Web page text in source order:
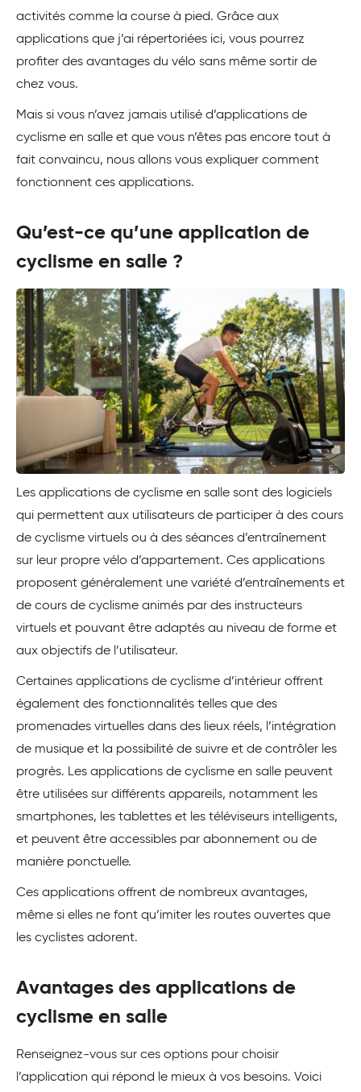
activités comme la course à pied. Grâce aux
applications que j’ai répertoriées ici, vous pourrez
profiter des avantages du vélo sans même sortir de
chez vous.
Mais si vous n’avez jamais utilisé d’applications de
cyclisme en salle et que vous n’êtes pas encore tout à
fait convaincu, nous allons vous expliquer comment
fonctionnent ces applications.
Qu’est-ce qu’une application de
cyclisme en salle ?
Les applications de cyclisme en salle sont des logiciels
qui permettent aux utilisateurs de participer à des cours
de cyclisme virtuels ou à des séances d’entraînement
sur leur propre vélo d’appartement. Ces applications
proposent généralement une variété d’entraînements et
de cours de cyclisme animés par des instructeurs
virtuels et pouvant être adaptés au niveau de forme et
aux objectifs de l’utilisateur.
Certaines applications de cyclisme d’intérieur offrent
également des fonctionnalités telles que des
promenades virtuelles dans des lieux réels, l’intégration
de musique et la possibilité de suivre et de contrôler les
progrès. Les applications de cyclisme en salle peuvent
être utilisées sur différents appareils, notamment les
smartphones, les tablettes et les téléviseurs intelligents,
et peuvent être accessibles par abonnement ou de
manière ponctuelle.
Ces applications offrent de nombreux avantages,
même si elles ne font qu’imiter les routes ouvertes que
les cyclistes adorent.
Avantages des applications de
cyclisme en salle
Renseignez-vous sur ces options pour choisir
l’application qui répond le mieux à vos besoins. Voici